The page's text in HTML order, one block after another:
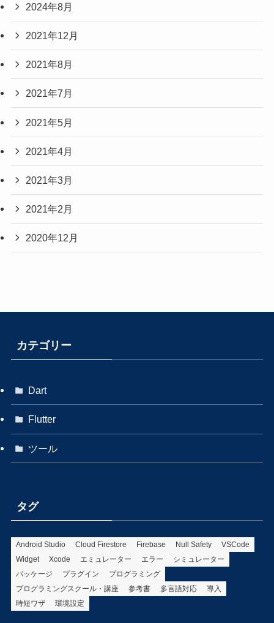
2024年8月
2021年12月
2021年8月
2021年7月
2021年5月
2021年4月
2021年3月
2021年2月
2020年12月
カテゴリー
Dart
Flutter
ツール
タグ
Android Studio Cloud Firestore Firebase Null Safety
VSCode
Widget
Xcode エミュレーター エラー
シミュレーター
パッケージ
プラグイン
プログラミング
プログラミングスクール・講座
参考書 多言語対応
導入
時短ワザ
環境設定